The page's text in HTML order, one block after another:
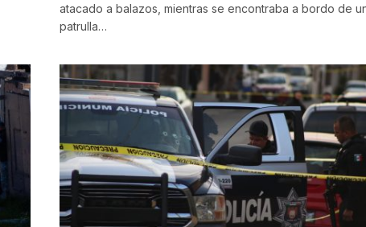
atacado a balazos, mientras se encontraba a bordo de
patrulla…